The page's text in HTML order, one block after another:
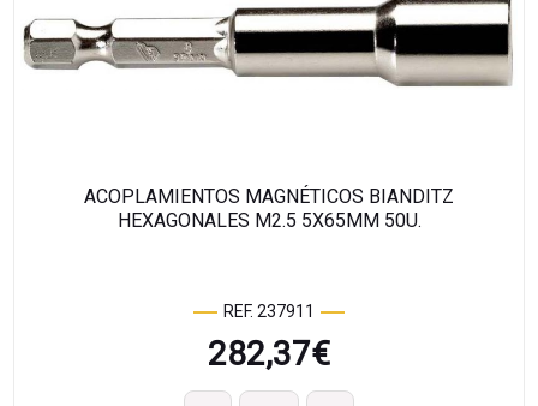
ACOPLAMIENTOS MAGNÉTICOS BIANDITZ
HEXAGONALES M2.5 5X65MM 50U.
REF. 237911
282,37€